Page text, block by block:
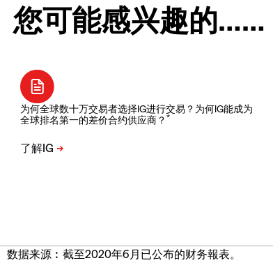
您可能感兴趣的……
为何全球数十万交易者选择IG进行交易？为何IG能成为
全球排名第一的差价合约供应商？*
据来源︰截至2020年6月已公布的财务報表。